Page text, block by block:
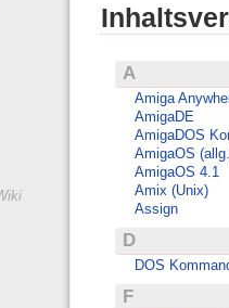
A
Amiga
AmigaDE
AmigaDOS
AmigaOS
AmigaOS 4.1
Amix (Unix)
Assign
D
DOS
F